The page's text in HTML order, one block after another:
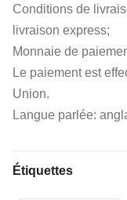
Conditions de
livraison express;
Monnaie de
Le paiement est
Union.
Langue parlée:
Étiquettes